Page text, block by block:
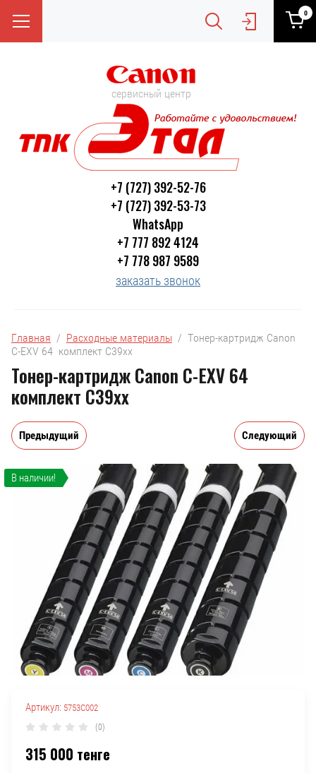
0
+7 (727) 392-52-76
+7 (727) 392-53-73
WhatsApp
+7 777 892 4124
+7 778 987 9589
заказать звонок
сервисный центр
Главная
  /
Расходные материалы
  /  Тонер-картридж Canon
C-EXV 64  комплект C39xx
Тонер-картридж Canon C-EXV 64
комплект C39xx
Предыдущий Следующий
В наличии!
Артикул: 5753C002
(0)
315 000 тенге